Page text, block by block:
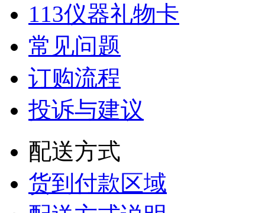
113仪器礼物卡
常见问题
订购流程
投诉与建议
配送方式
货到付款区域